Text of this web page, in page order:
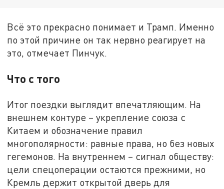
Всё это прекрасно понимает и Трамп. Именно
по этой причине он так нервно реагирует на
это, отмечает Пинчук.
Что с того
Итог поездки выглядит впечатляющим. На
внешнем контуре – укрепление союза с
Китаем и обозначение правил
многополярности: равные права, но без новых
гегемонов. На внутреннем – сигнал обществу:
цели спецоперации остаются прежними, но
Кремль держит открытой дверь для